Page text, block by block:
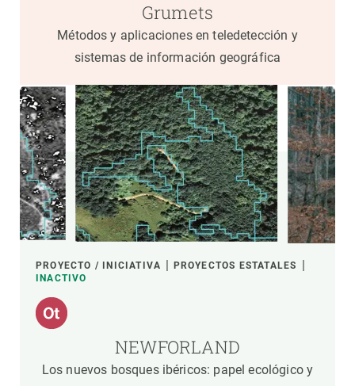
Grumets
Métodos y aplicaciones en teledetección y
sistemas de información geográfica
PROYECTO / INICIATIVA
PROYECTOS ESTATALES
INACTIVO
NEWFORLAND
Los nuevos bosques ibéricos: papel ecológico y